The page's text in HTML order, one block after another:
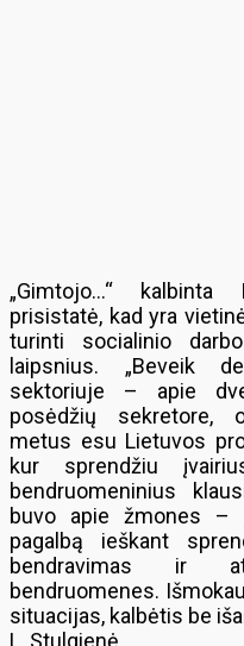
„Gimtojo…“
prisistatė, kad yra
turinti socialinio
laipsnius. „Beveik
sektoriuje – apie
posėdžių sekretore,
metus esu Lietuvos
kur sprendžiu
bendruomeninius
buvo apie žmones –
pagalbą ieškant
bendravimas ir
bendruomenes.
situacijas, kalbėtis be
L. Stulgienė.